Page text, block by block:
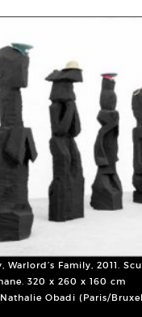
Warlord’s Family, 2011.
320 x 260 x 160 cm
Obadi (Paris/